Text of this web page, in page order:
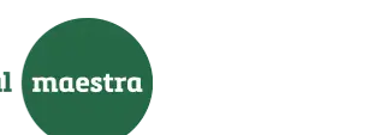
al pie de página